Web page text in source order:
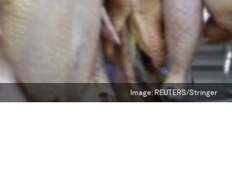
Image:REUTERS/Stringer